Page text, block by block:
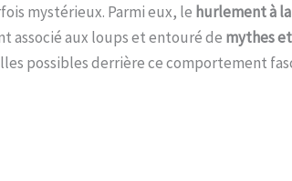
mystérieux. Parmi eux, le hurlement à
associé aux loups et entouré de mythes et
possibles derrière ce comportement